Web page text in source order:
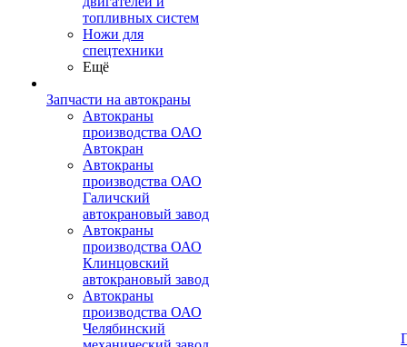
топливных систем
Ножи для
спецтехники
Ещё
Запчасти на автокраны
Автокраны
производства ОАО
Автокран
Автокраны
производства ОАО
Галичский
автокрановый завод
Автокраны
производства ОАО
Клинцовский
автокрановый завод
Автокраны
производства ОАО
Челябинский